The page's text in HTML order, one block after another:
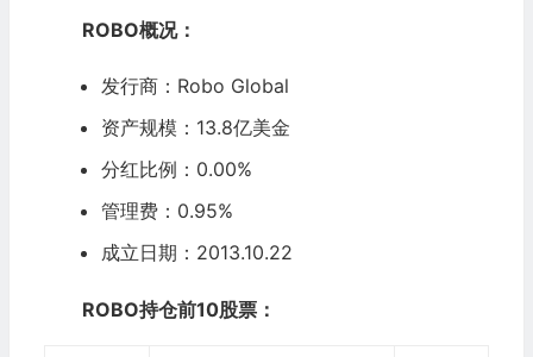
ROBO概况：
发行商： Robo Global
资产规模： 13.8亿美金
分红比例：0.00%
管理费：0.95%
成立日期：2013.10.22
ROBO持仓前10股票：